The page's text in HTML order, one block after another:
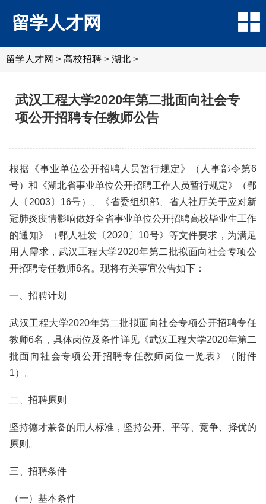
留学人才网
留学人才网 > 高校招聘 > 湖北 >
武汉工程大学2020年第二批面向社会专
项公开招聘专任教师公告
根据《事业单位公开招聘人员暂行规定》（人事部令第6
号）和《湖北省事业单位公开招聘工作人员暂行规定》（鄂
人〔2003〕16号）、《省委组织部、省人社厅关于应对新
冠肺炎疫情影响做好全省事业单位公开招聘高校毕业生工作
的通知》（鄂人社发〔2020〕10号》等文件要求，为满足
用人需求，武汉工程大学2020年第二批拟面向社会专项公
开招聘专任教师6名。现将有关事宜公告如下：
一、招聘计划
武汉工程大学2020年第二批拟面向社会专项公开招聘专任
教师6名，具体岗位及条件详见《武汉工程大学2020年第二
批面向社会专项公开招聘专任教师岗位一览表》（附件
1）。
二、招聘原则
坚持德才兼备的用人标准，坚持公开、平等、竞争、择优的
原则。
三、招聘条件
（一）基本条件